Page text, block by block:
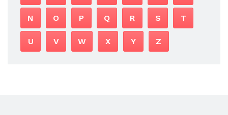
N O P Q R S T
U V W X Y Z